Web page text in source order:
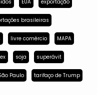
EUA exportação
brasileiras
livre comércio MAPA
soja superávit
Paulo tarifaço de Trump